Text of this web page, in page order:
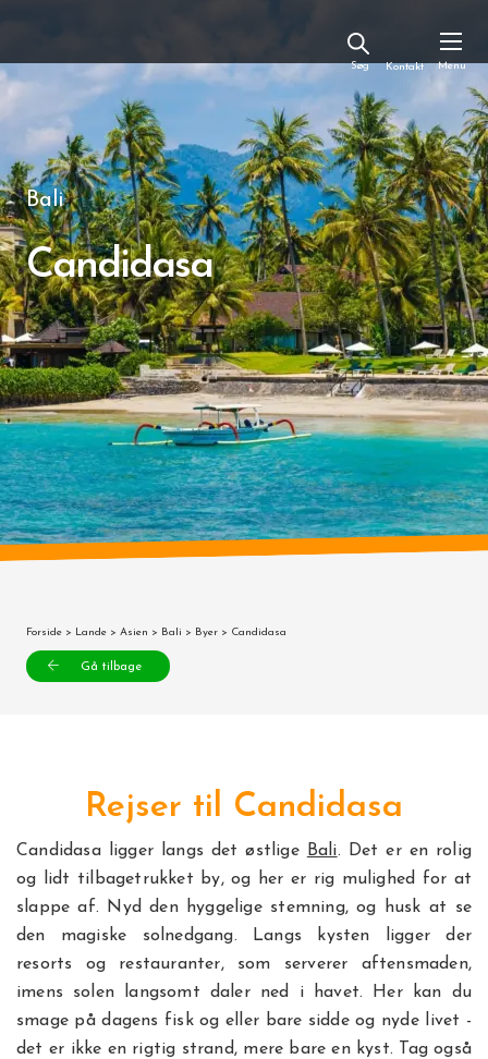
Kontakt
Bali
Candidasa
Forside > Lande > Asien > Bali > Byer > Candidasa
Gå tilbage
Rejser til Candidasa
Candidasa ligger langs det østlige Bali. Det er en rolig
og lidt tilbagetrukket by, og her er rig mulighed for at
slappe af. Nyd den hyggelige stemning, og husk at se
den magiske solnedgang. Langs kysten ligger der
resorts og restauranter, som serverer aftensmaden,
imens solen langsomt daler ned i havet. Her kan du
smage på dagens fisk og eller bare sidde og nyde livet -
det er ikke en rigtig strand, mere bare en kyst. Tag også